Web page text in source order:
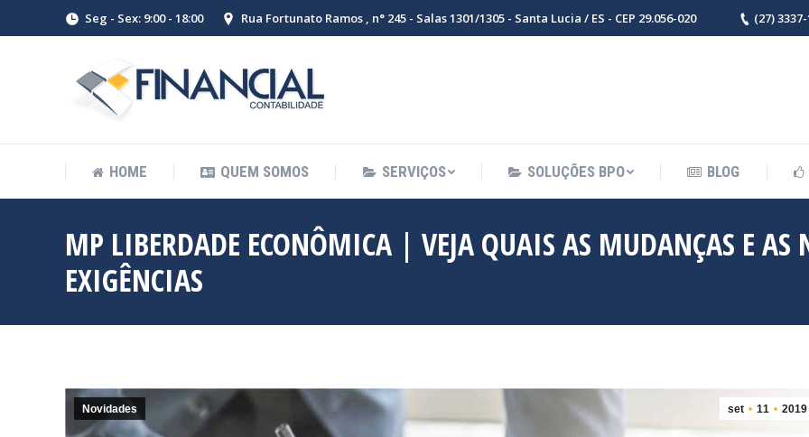
Seg - Sex: 9:00 - 18:00 Rua Fortunato Ramos , n° 245 - Salas 1301/1305 - Santa Lucia / ES - CEP 29.056-020 (27)
HOME QUEM SOMOS SERVIÇOS SOLUÇÕES BPO BLOG
MP LIBERDADE ECONÔMICA | VEJA QUAIS AS MUDANÇAS E AS
EXIGÊNCIAS
set 11 2019
Novidades